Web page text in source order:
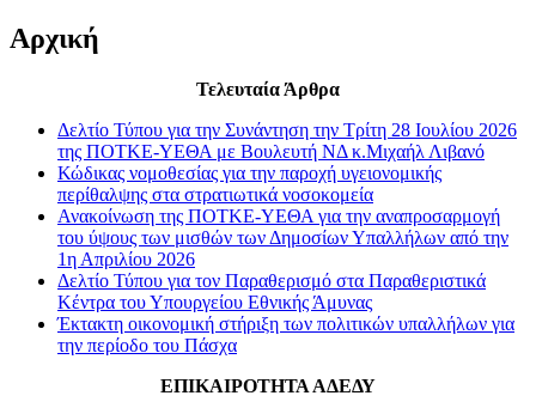
Αρχική
Τελευταία Άρθρα
Δελτίο Τύπου για την Συνάντηση την Τρίτη 28 Ιουλίου 2026
της ΠΟΤΚΕ-ΥΕΘΑ με Βουλευτή ΝΔ κ.Μιχαήλ Λιβανό
Κώδικας νομοθεσίας για την παροχή υγειονομικής
περίθαλψης στα στρατιωτικά νοσοκομεία
Ανακοίνωση της ΠΟΤΚΕ-ΥΕΘΑ για την αναπροσαρμογή
του ύψους των μισθών των Δημοσίων Υπαλλήλων από την
1η Απριλίου 2026
Δελτίο Τύπου για τον Παραθερισμό στα Παραθεριστικά
Κέντρα του Υπουργείου Εθνικής Άμυνας
Έκτακτη οικονομική στήριξη των πολιτικών υπαλλήλων για
την περίοδο του Πάσχα
ΕΠΙΚΑΙΡΟΤΗΤΑ ΑΔΕΔΥ